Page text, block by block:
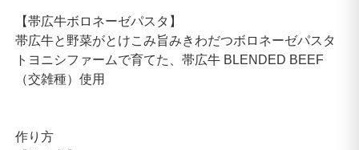
【帯広牛ボロネーゼパスタ】
帯広牛と野菜がとけこみ旨みきわだつボロネーゼパスタ
トヨニシファームで育てた、帯広牛 BLENDED BEEF
（交雑種）使用
作り方